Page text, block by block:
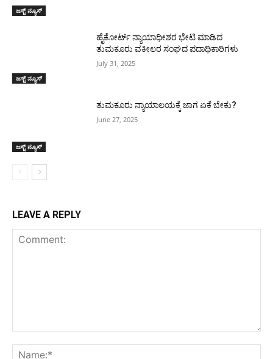
ಜಸ್ಟ್ ನ್ಯೂಸ್
ಜಸ್ಟ್ ನ್ಯೂಸ್
ಹೈಕೋರ್ಟ್ ನ್ಯಾಯಾಧೀಶರ ಭೇಟಿ ಮಾಡಿದ
ತುಮಕೂರು ವಕೀಲರ ಸಂಘದ ಪದಾಧಿಕಾರಿಗಳು
July 31, 2025
ಜಸ್ಟ್ ನ್ಯೂಸ್
ತುಮಕೂರು ನ್ಯಾಯಾಲಯಕ್ಕೆ ಜಾಗ ಏಕೆ ಬೇಕು?
June 27, 2025
LEAVE A REPLY